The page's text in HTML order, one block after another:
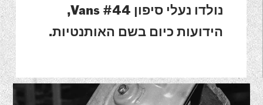
נולדו נעלי סיפון Vans #44,
הידועות כיום בשם האותנטיות.